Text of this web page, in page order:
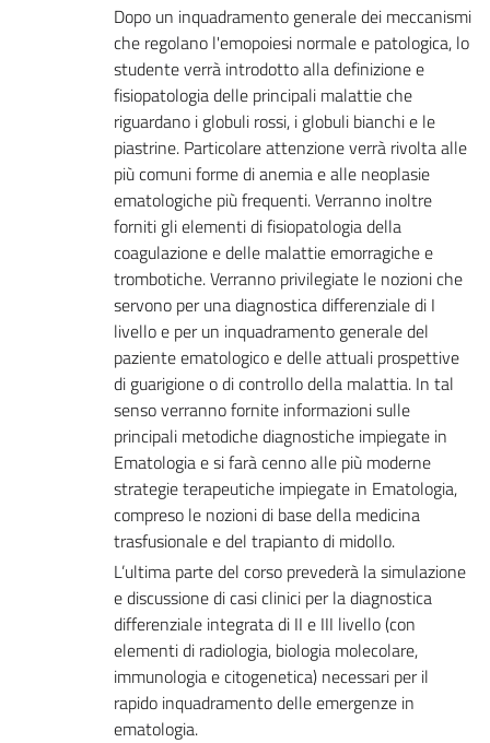
Dopo un inquadramento generale dei meccanismi
che regolano l'emopoiesi normale e patologica, lo
studente verrà introdotto alla definizione e
fisiopatologia delle principali malattie che
riguardano i globuli rossi, i globuli bianchi e le
piastrine. Particolare attenzione verrà rivolta alle
più comuni forme di anemia e alle neoplasie
ematologiche più frequenti. Verranno inoltre
forniti gli elementi di fisiopatologia della
coagulazione e delle malattie emorragiche e
trombotiche. Verranno privilegiate le nozioni che
servono per una diagnostica differenziale di I
livello e per un inquadramento generale del
paziente ematologico e delle attuali prospettive
di guarigione o di controllo della malattia. In tal
senso verranno fornite informazioni sulle
principali metodiche diagnostiche impiegate in
Ematologia e si farà cenno alle più moderne
strategie terapeutiche impiegate in Ematologia,
compreso le nozioni di base della medicina
trasfusionale e del trapianto di midollo.
L’ultima parte del corso prevederà la simulazione
e discussione di casi clinici per la diagnostica
differenziale integrata di II e III livello (con
elementi di radiologia, biologia molecolare,
immunologia e citogenetica) necessari per il
rapido inquadramento delle emergenze in
ematologia.